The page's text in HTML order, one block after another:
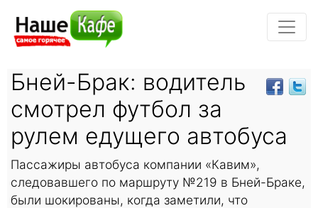
Бней-Брак: водитель
смотрел футбол за
рулем едущего автобуса
Пассажиры автобуса компании «Кавим»,
следовавшего по маршруту №219 в Бней-Браке,
были шокированы, когда заметили, что